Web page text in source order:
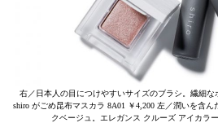
右／日本人の目につけやすいサイズのブラシ。繊細
shiro がごめ昆布マスカラ 8A01 ￥4,200 左／潤いを含
クベージュ。エレガンス クルーズ アイカラ